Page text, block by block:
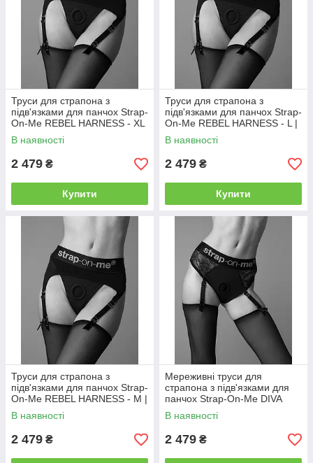
Труси для страпона з
підв'язками для панчох Strap-
On-Me REBEL HARNESS - XL
| Knopka
В наявності
2 479 ₴
Купити
Труси для страпона з
підв'язками для панчох Strap-
On-Me REBEL HARNESS - L |
Knopka
В наявності
2 479 ₴
Купити
Труси для страпона з
підв'язками для панчох Strap-
On-Me REBEL HARNESS - M |
Knopka
В наявності
2 479 ₴
Мереживні труси для
страпона з підв'язками для
панчох Strap-On-Me DIVA
HARNESS - L | Knopka
В наявності
2 479 ₴